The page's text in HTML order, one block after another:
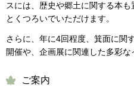
スには、歴史や郷土に関する本
とくつろいでいただけます。
さらに、年に4回程度、箕面に関
開催や、企画展に関連した多彩な
ご案内